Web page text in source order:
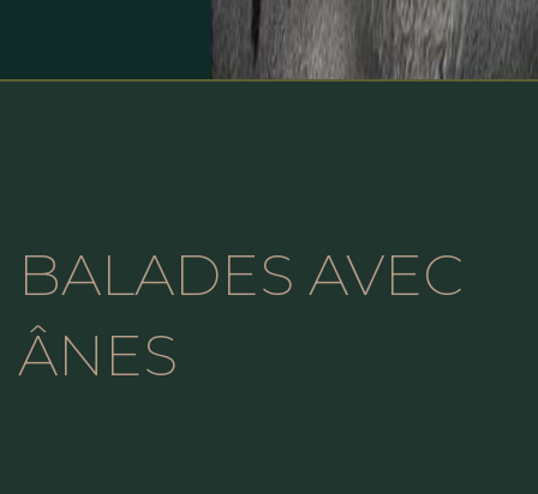
BALADES AVEC
ÂNES